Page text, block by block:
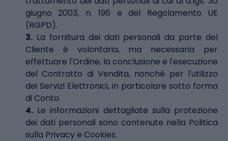
giugno 2003, n. 196 e del Regolamento UE
(RGPD).
3. La fornitura dei dati personali da parte del
Cliente è volontaria, ma necessaria per
effettuare l'Ordine, la conclusione e l'esecuzione
del Contratto di Vendita, nonché per l'utilizzo
dei Servizi Elettronici, in particolare sotto forma
di Conto.
4. Le informazioni dettagliate sulla protezione
dei dati personali sono contenute nella Politica
sulla Privacy e Cookies.